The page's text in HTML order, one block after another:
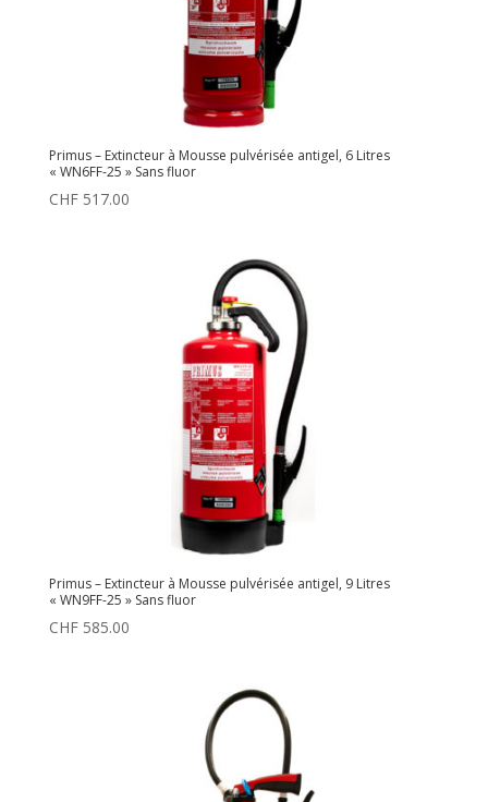
Primus – Extincteur à Mousse pulvérisée antigel, 6 Litres
« WN6FF-25 » Sans fluor
CHF517.00
Primus – Extincteur à Mousse pulvérisée antigel, 9 Litres
« WN9FF-25 » Sans fluor
CHF585.00